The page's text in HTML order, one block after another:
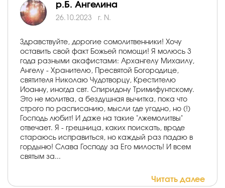
р.Б. Ангелина
26.10.2023 г. N.
Здравствуйте, дорогие сомолитвенники! Хочу
оставить свой факт Божьей помощи! Я молюсь 3
года разными акафистами: Архангелу Михаилу,
Ангелу - Хранителю, Пресвятой Богородице,
святителя Николаю Чудотворцу, Крестителю
Иоанну, иногда свт. Спиридону Тримифунтскому.
Это не молитва, а бездушная вычитка, пока что
строго по расписанию, мысли где угодно, но (!)
Господь любит! И даже на такие "лжемолитвы"
отвечает. Я - грешница, каких поискать, вроде
стараюсь исправиться, но каждый раз падаю в
гордыню! Слава Господу за Его милость! И всем
святым за...
Читать далее